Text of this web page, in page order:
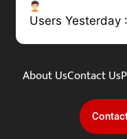
Users Yesterday
About UsContact Us